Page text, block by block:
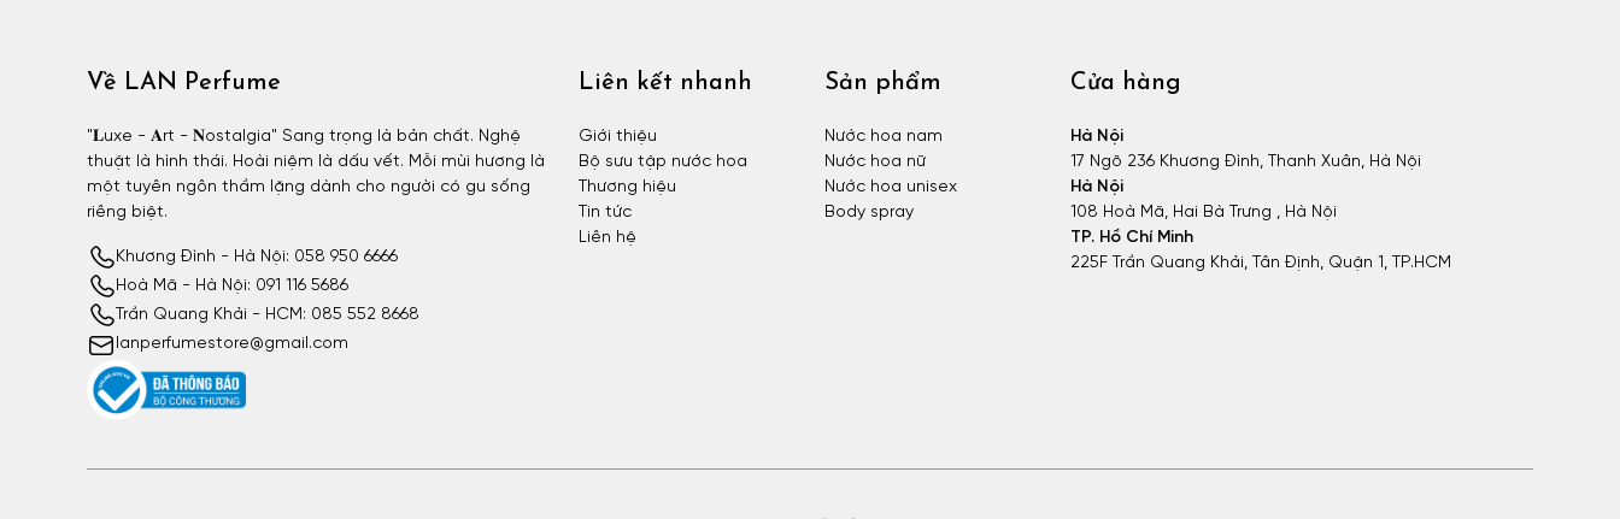
Về LAN Perfume
"𝐋uxe - 𝐀rt - 𝐍ostalgia" Sang trọng là bản chất. Nghệ
thuật là hình thái. Hoài niệm là dấu vết. Mỗi mùi hương là
một tuyên ngôn thầm lặng dành cho người có gu sống
riêng biệt.
Khương Đình - Hà Nội: 058 950 6666
Hoà Mã - Hà Nội: 091 116 5686
Trần Quang Khải - HCM: 085 552 8668
lanperfumestore@gmail.com
Liên kết nhanh
Giới thiệu
Bộ sưu tập nước hoa
Thương hiệu
Tin tức
Liên hệ
Sản phẩm
Nước hoa nam
Nước hoa nữ
Nước hoa unisex
Body spray
Cửa hàng
Hà Nội
17 Ngõ 236 Khương Đình, Thanh Xuân, Hà Nội
Hà Nội
108 Hoà Mã, Hai Bà Trưng , Hà Nội
TP. Hồ Chí Minh
225F Trần Quang Khải, Tân Định, Quận 1, TP.HCM